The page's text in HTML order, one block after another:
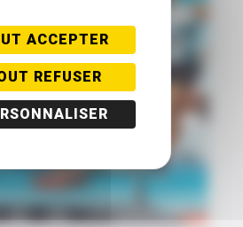
ACCEPTER
REFUSER